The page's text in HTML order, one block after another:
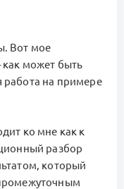
Вот мое
как может быть
работа на примере
ко мне как к
разбор
который